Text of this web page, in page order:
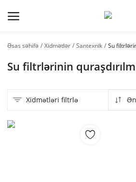
qeydiyyatı
Əsas səhifə Xidmətlər Santexnik Su
Su filtrlərinin
Xidmətləri filtrlə